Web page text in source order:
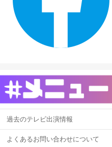
過去のテレビ出演情報
よくあるお問い合わせについて